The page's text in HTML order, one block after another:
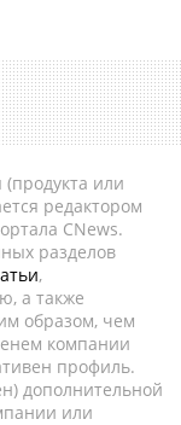
или
редактором
CNews.
разделов
,
а также
образом, чем
компании
профиль.
дополнительной
или